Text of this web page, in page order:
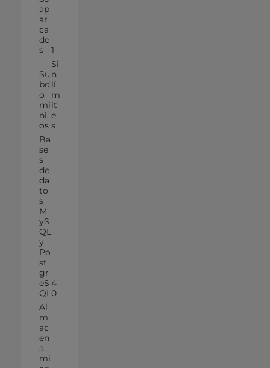
ap
ar
ca
do
s
1
Su
bd
o
mi
ni
os
Si
n
lí
m
it
e
s
Ba
se
s
de
da
to
s
M
yS
QL
y
Po
st
gr
eS
QL
4
0
Al
m
ac
en
a
mi